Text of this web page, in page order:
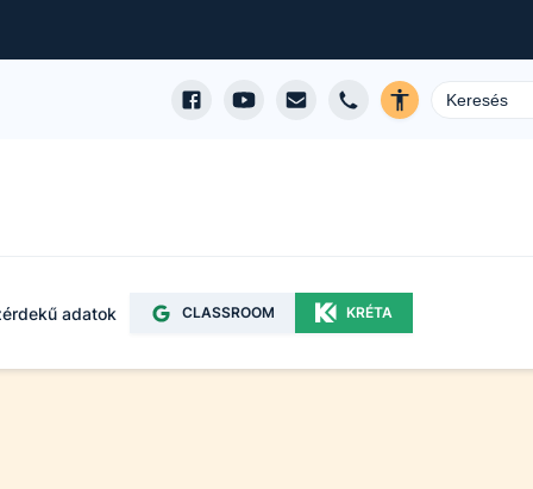
adatok CLASSROOM KRÉTA